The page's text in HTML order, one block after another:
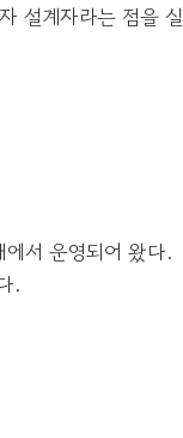
설계자라는 점을 실
서 운영되어 왔다.
.